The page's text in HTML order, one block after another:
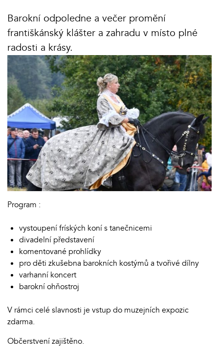
Barokní odpoledne a večer promění
františkánský klášter a zahradu v místo plné
radosti a krásy.
Program :
vystoupení fríských koní s tanečnicemi
divadelní představení
komentované prohlídky
pro děti zkušebna barokních kostýmů a tvořivé dílny
varhanní koncert
barokní ohňostroj
V rámci celé slavnosti je vstup do muzejních expozic
zdarma.
Občerstvení zajištěno.